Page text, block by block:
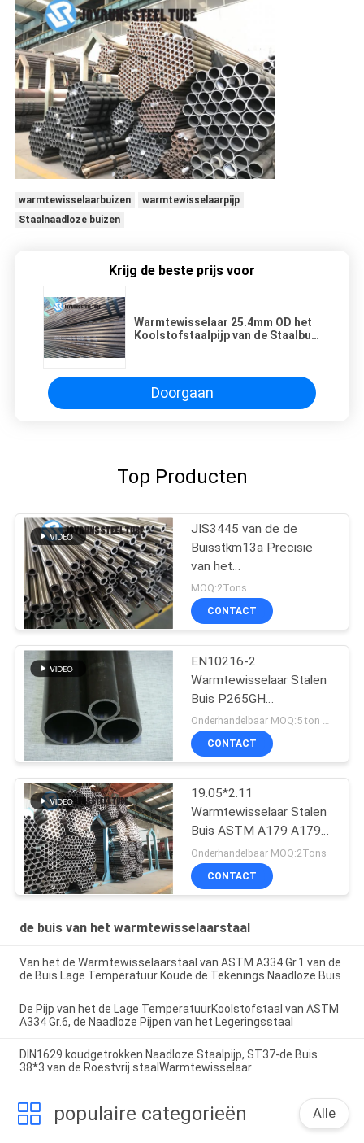
warmtewisselaarbuizen
warmtewisselaarpijp
Staalnaadloze buizen
Krijg de beste prijs voor
Warmtewisselaar 25.4mm OD het
Koolstofstaalpijp van de Staalbuis
Doorgaan
Top Producten
JIS3445 van de de
Buisstkm13a Precisie
van het
Warmtewisselaarstaal
Koudgetrokken Naadloze
het Roestvrije staalbuis
MOQ:2Tons
CONTACT
EN10216-2
Warmtewisselaar Stalen
Buis P265GH
Koudtrekken
Onderhandelbaar MOQ:5 ton per grootte
CONTACT
19.05*2.11
Warmtewisselaar Stalen
Buis ASTM A179 A179M
19
Onderhandelbaar MOQ:2Tons
CONTACT
de buis van het warmtewisselaarstaal
Van het de Warmtewisselaarstaal van ASTM A334 Gr.1 van de
de Buis Lage Temperatuur Koude de Tekenings Naadloze Buis
De Pijp van het de Lage TemperatuurKoolstofstaal van ASTM
A334 Gr.6, de Naadloze Pijpen van het Legeringsstaal
DIN1629 koudgetrokken Naadloze Staalpijp, ST37-de Buis
38*3 van de Roestvrij staalWarmtewisselaar
populaire categorieën Alle